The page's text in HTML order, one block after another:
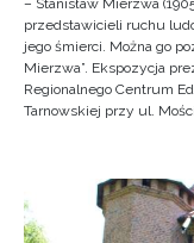
– Stanisław Mierzwa
przedstawicieli ruchu
jego śmierci. Można go
Mierzwa”. Ekspozycja
Regionalnego Centrum
Tarnowskiej przy ul.